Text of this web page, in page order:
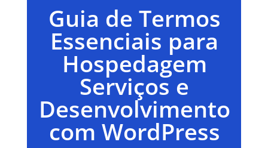
Guia de Termos
Essenciais para
Hospedagem
Serviços e
Desenvolvimento
com WordPress